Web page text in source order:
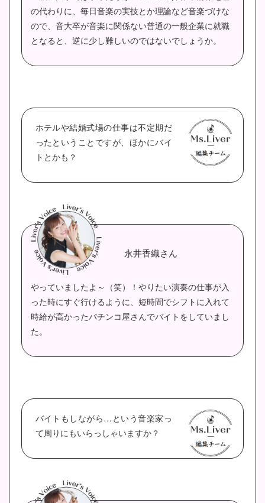
の代わりに、毎日音楽の実技とか理論など音楽づけな
ので、音大卒が音楽に関係ない普通の一般企業に就職
となると、逆に少し難しいのではないでしょうか。
ホテルや結婚式場の仕事は不定期だ
ったということですが、ほかにバイ
トとかも？
永井香織さん
やっていましたよ～（笑）！やりたい演奏の仕事が入
った時にすぐ行けるように、短時間でシフトに入れて
時給が高かったパチンコ屋さんでバイトをしていまし
た。
バイトもしながら…という音楽家っ
て周りにもいらっしゃいますか？